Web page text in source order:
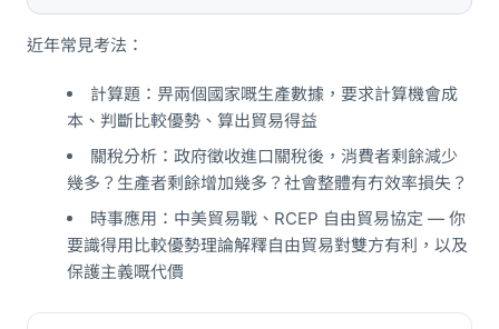
近年常見考法：
計算題：畀兩個國家嘅生產數據，要求計算機會成
本、判斷比較優勢、算出貿易得益
關稅分析：政府徵收進口關稅後，消費者剩餘減少
幾多？生產者剩餘增加幾多？社會整體有冇效率損失？
時事應用：中美貿易戰、RCEP 自由貿易協定 — 你
要識得用比較優勢理論解釋自由貿易對雙方有利，以及
保護主義嘅代價